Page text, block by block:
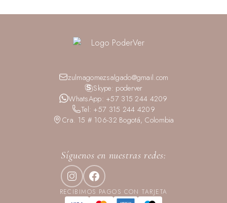
zulmagomezsalgado@gmail.com
Skype: poderver
WhatsApp: +57 315 244 4209
Tel: +57 315 244 4209
Cra. 15 # 106-32 Bogotá, Colombia
Síguenos en nuestras redes:
RECIBIMOS PAGOS CON TARJETA